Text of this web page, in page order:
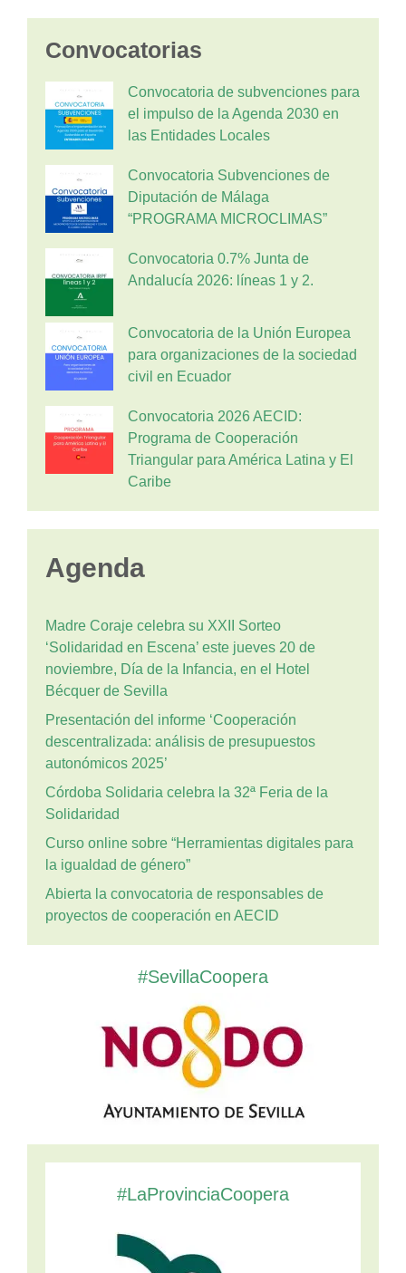
Convocatorias
Convocatoria de subvenciones para
el impulso de la Agenda 2030 en
las Entidades Locales
Convocatoria Subvenciones de
Diputación de Málaga
“PROGRAMA MICROCLIMAS”
Convocatoria 0.7% Junta de
Andalucía 2026: líneas 1 y 2.
Convocatoria de la Unión Europea
para organizaciones de la sociedad
civil en Ecuador
Convocatoria 2026 AECID:
Programa de Cooperación
Triangular para América Latina y El
Caribe
Agenda
Madre Coraje celebra su XXII Sorteo
‘Solidaridad en Escena’ este jueves 20 de
noviembre, Día de la Infancia, en el Hotel
Bécquer de Sevilla
Presentación del informe ‘Cooperación
descentralizada: análisis de presupuestos
autonómicos 2025’
Córdoba Solidaria celebra la 32ª Feria de la
Solidaridad
Curso online sobre “Herramientas digitales para
la igualdad de género”
Abierta la convocatoria de responsables de
proyectos de cooperación en AECID
#SevillaCoopera
#LaProvinciaCoopera